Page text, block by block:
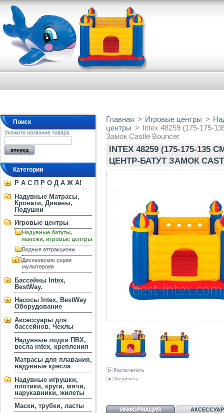
Поиск
Укажите название товара
Категории
Р А С П Р О Д А Ж А!
Надувные Матрасы,
Кровати, Диваны,
Подушки
Игровые центры
Надувные батуты,
манежи, игровые центры
Водные аттракционы
Диснеевские серии
мультгероев
Бассейны Intex,
BestWay.
Насосы Intex, BestWay
Оборудование
Аксессуары для
бассейнов. Чехлы
Надувные лодки ПВХ,
весла intex, крепления
Матрасы для плавания,
надувные кресла
Надувные игрушки,
плотики, круги, мячи,
нарукавники, жилеты
Маски, трубки, ласты
Главная > Игровые центры >
центры > Intex 48259 (175-175-
Замок Castle Bouncer
INTEX 48259 (175-175-
ЦЕНТР-БАТУТ ЗАМОК
Распечатать
Увеличить
ИНФОРМАЦИЯ